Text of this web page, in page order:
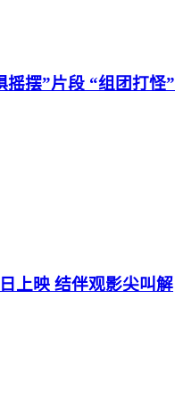
摇摆”片段 “组团打怪”
上映 结伴观影尖叫解